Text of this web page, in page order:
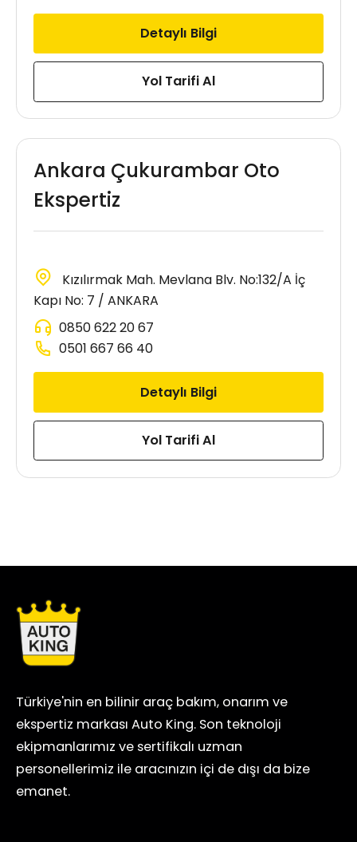
Detaylı Bilgi
Yol Tarifi Al
Ankara Çukurambar Oto
Ekspertiz
Kızılırmak Mah. Mevlana Blv. No:132/A İç
Kapı No: 7 / ANKARA
0850 622 20 67
0501 667 66 40
Detaylı Bilgi
Yol Tarifi Al
Türkiye'nin en bilinir araç bakım, onarım ve
ekspertiz markası Auto King. Son teknoloji
ekipmanlarımız ve sertifikalı uzman
personellerimiz ile aracınızın içi de dışı da bize
emanet.